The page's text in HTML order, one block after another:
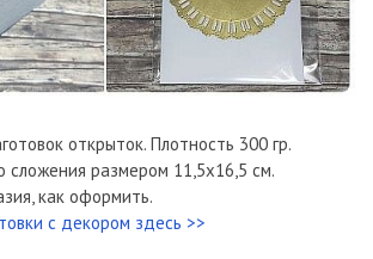
открыток. Плотность 300 гр.
сложения размером 11,5х16,5 см.
как оформить.
с декором здесь >>